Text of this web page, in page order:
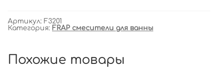
Артикул: F3201
Категория: FRAP смесители для ванны
Похожие товары